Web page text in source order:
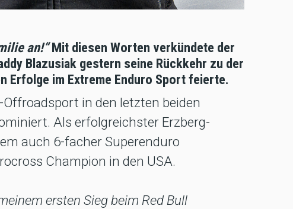
an!“Mit diesen Worten verkündete der
Blazusiak gestern seine Rückkehr zu der
Erfolge im Extreme Enduro Sport feierte.
in den letzten beiden
Als erfolgreichster Erzberg-
auch 6-facher Superenduro
Champion in den USA.
ersten Sieg beim Red Bull